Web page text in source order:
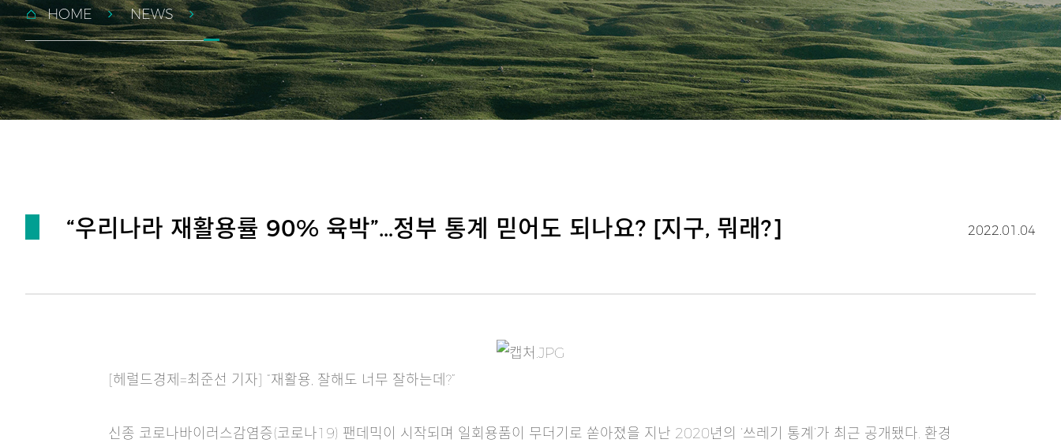
HOME NEWS
“우리나라 재활용률 90% 육박”…정부 통계 믿어도 되나요? [지구, 뭐래?] 2022.01.04
[헤럴드경제=최준선 기자] “재활용, 잘해도 너무 잘하는데?”
신종 코로나바이러스감염증(코로나19) 팬데믹이 시작되며 일회용품이 무더기로 쏟아졌을 지난 2020년의 ‘쓰레기 통계’가 최근 공개됐다. 환경